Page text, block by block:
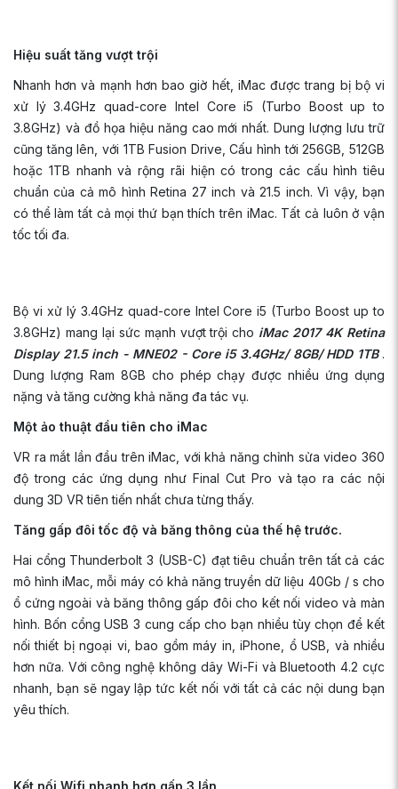
Hiệu suất tăng vượt trội
Nhanh hơn và mạnh hơn bao giờ hết, iMac được trang bị bộ vi
xử lý 3.4GHz quad-core Intel Core i5 (Turbo Boost up to
3.8GHz) và đồ họa hiệu năng cao mới nhất. Dung lượng lưu trữ
cũng tăng lên, với 1TB Fusion Drive, Cấu hình tới 256GB, 512GB
hoặc 1TB nhanh và rộng rãi hiện có trong các cấu hình tiêu
chuẩn của cả mô hình Retina 27 inch và 21.5 inch. Vì vậy, bạn
có thể làm tất cả mọi thứ bạn thích trên iMac. Tất cả luôn ở vận
tốc tối đa.
Bộ vi xử lý 3.4GHz quad-core Intel Core i5 (Turbo Boost up to
3.8GHz) mang lại sức mạnh vượt trội cho iMac 2017 4K Retina
Display 21.5 inch - MNE02 - Core i5 3.4GHz/ 8GB/ HDD 1TB .
Dung lượng Ram 8GB cho phép chạy được nhiều ứng dụng
nặng và tăng cường khả năng đa tác vụ.
Một ảo thuật đầu tiên cho iMac
VR ra mắt lần đầu trên iMac, với khả năng chỉnh sửa video 360
độ trong các ứng dụng như Final Cut Pro và tạo ra các nội
dung 3D VR tiên tiến nhất chưa từng thấy.
Tăng gấp đôi tốc độ và băng thông của thế hệ trước.
Hai cổng Thunderbolt 3 (USB-C) đạt tiêu chuẩn trên tất cả các
mô hình iMac, mỗi máy có khả năng truyền dữ liệu 40Gb / s cho
ổ cứng ngoài và băng thông gấp đôi cho kết nối video và màn
hình. Bốn cổng USB 3 cung cấp cho bạn nhiều tùy chọn để kết
nối thiết bị ngoại vi, bao gồm máy in, iPhone, ổ USB, và nhiều
hơn nữa. Với công nghệ không dây Wi-Fi và Bluetooth 4.2 cực
nhanh, bạn sẽ ngay lập tức kết nối với tất cả các nội dung bạn
yêu thích.
Kết nối Wifi nhanh hơn gấp 3 lần